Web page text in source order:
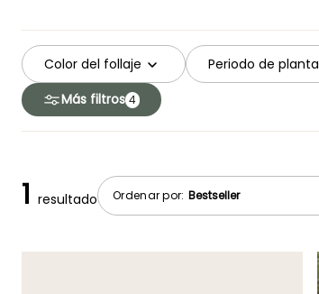
Color del follaje Periodo de
Más filtros 4
Ordenar por:
1 resultado